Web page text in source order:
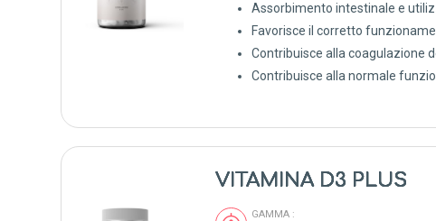
Assorbimento intestinale e
Favorisce il corretto
Contribuisce alla coagulazione
Contribuisce alla normale
VITAMINA D3 PLUS
GAMMA :